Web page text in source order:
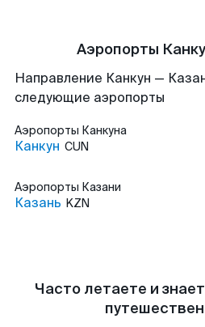
Аэропорты
Направление Канкун —
следующие аэропорты
Аэропорты Канкуна
Канкун CUN
Аэропорты Казани
Казань KZN
Часто летаете и